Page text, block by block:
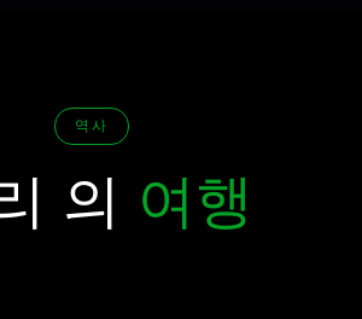
역사
의 여행